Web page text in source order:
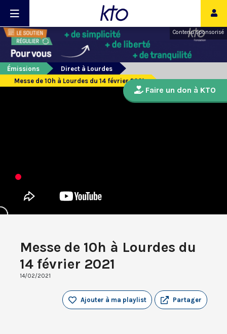
Contenu sponsorisé
Émissions
Direct à Lourdes
Messe de 10h à Lourdes du 14 février 2021
Messe de 10h à Lourdes du
14 février 2021
14/02/2021
Partager
Ajouter à ma playlist
Faire un don à KTO